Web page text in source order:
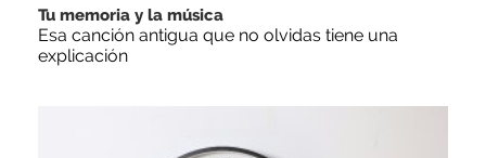
Tu memoria y la música
Esa canción antigua que no olvidas tiene una
explicación